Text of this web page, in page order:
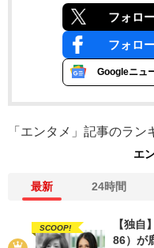
フォロ
フォロ
Googleニュ
「エンタメ」記事のラン
エ
最新 24時間
SCOOP!
【独自
86）が